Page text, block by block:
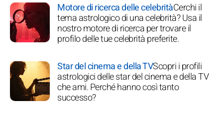
Motore di ricerca delle celebritàCerchi il
tema astrologico di una celebrità? Usa il
nostro motore di ricerca per trovare il
profilo delle tue celebrità preferite.
Star del cinema e della TVScopri i profili
astrologici delle star del cinema e della TV
che ami. Perché hanno così tanto
successo?